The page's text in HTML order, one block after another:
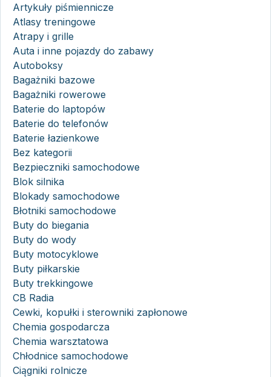
Artykuły piśmiennicze
Atlasy treningowe
Atrapy i grille
Auta i inne pojazdy do zabawy
Autoboksy
Bagażniki bazowe
Bagażniki rowerowe
Baterie do laptopów
Baterie do telefonów
Baterie łazienkowe
Bez kategorii
Bezpieczniki samochodowe
Blok silnika
Blokady samochodowe
Błotniki samochodowe
Buty do biegania
Buty do wody
Buty motocyklowe
Buty piłkarskie
Buty trekkingowe
CB Radia
Cewki, kopułki i sterowniki zapłonowe
Chemia gospodarcza
Chemia warsztatowa
Chłodnice samochodowe
Ciągniki rolnicze